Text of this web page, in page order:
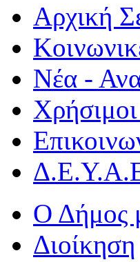
Αρχική
Νέα -
Ο Δήμος
Διοίκηση